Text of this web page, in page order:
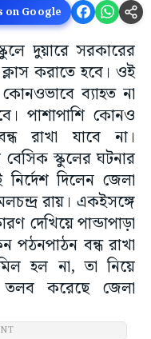
on Google
দুয়ারে সরকারের
করাতে হবে। ওই
ব্যাহত না
পাশাপাশি কোনও
রাখা যাবে না।
স্কুলের ঘটনার
নির্দেশ দিলেন জেলা
রায়। একইসঙ্গে
দেখিয়ে পান্ডাপাড়া
পঠনপাঠন বন্ধ রাখা
হল না, তা নিয়ে
তলব করেছে জেলা